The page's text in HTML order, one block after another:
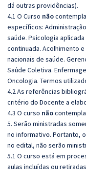
dá outras providências).
4.1 O Curso não
específicos:
saúde. Psicologia
continuada. Acolhimento
nacionais de saúde.
Saúde Coletiva.
Oncologia. Termos
4.2 As referências
critério do Docente a
4.3 O curso não
5. Serão ministradas
no informativo. Portanto,
no edital, não serão
5.1 O curso está em
aulas incluídas ou